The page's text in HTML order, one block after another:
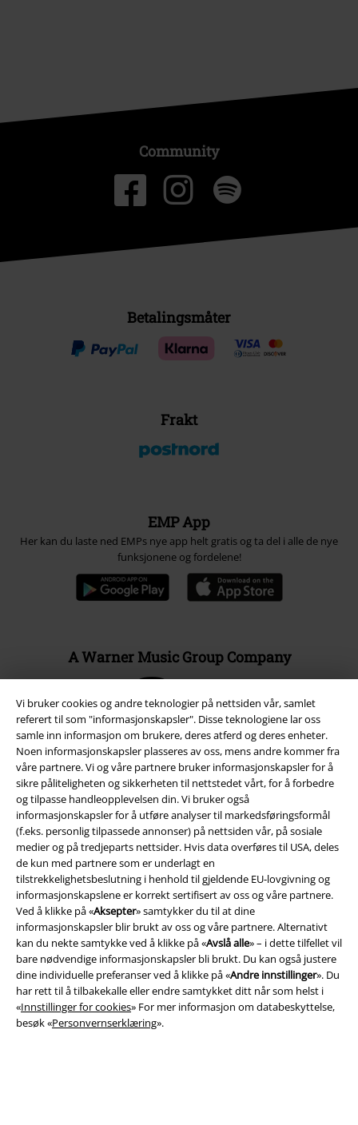
Vi bruker cookies og andre teknologier på nettsiden vår, samlet
referert til som "informasjonskapsler". Disse teknologiene lar oss
samle inn informasjon om brukere, deres atferd og deres enheter.
Noen informasjonskapsler plasseres av oss, mens andre kommer fra
våre partnere. Vi og våre partnere bruker informasjonskapsler for å
sikre påliteligheten og sikkerheten til nettstedet vårt, for å forbedre
og tilpasse handleopplevelsen din. Vi bruker også
informasjonskapsler for å utføre analyser til markedsføringsformål
(f.eks. personlig tilpassede annonser) på nettsiden vår, på sosiale
medier og på tredjeparts nettsider. Hvis data overføres til USA, deles
de kun med partnere som er underlagt en
tilstrekkelighetsbeslutning i henhold til gjeldende EU-lovgivning og
informasjonskapslene er korrekt sertifisert av oss og våre partnere.
Ved å klikke på «Aksepter» samtykker du til at dine
informasjonskapsler blir brukt av oss og våre partnere. Alternativt
kan du nekte samtykke ved å klikke på «Avslå alle» – i dette tilfellet vil
bare nødvendige informasjonskapsler bli brukt. Du kan også justere
dine individuelle preferanser ved å klikke på «Andre innstillinger». Du
har rett til å tilbakekalle eller endre samtykket ditt når som helst i
«Innstillinger for cookies» For mer informasjon om databeskyttelse,
besøk «Personvernserklæring».
Community
Betalingsmåter
Frakt
EMP App
Her kan du laste ned EMPs nye app helt gratis og ta del i alle de nye
funksjonene og fordelene!
A Warner Music Group Company
Juridisk informasjon/Vilkår
Vilkår
Impressum
Konfidensialitetserklæring
Avfallshåndtering og miljøbeskyttelse